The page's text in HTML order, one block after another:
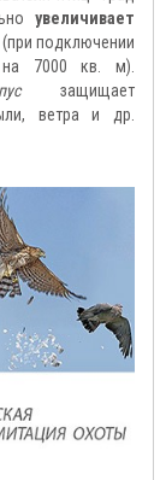
увеличивает
(при подключении
на 7000 кв. м).
защищает
ветра и др.